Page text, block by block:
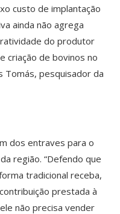
custo de implantação
ainda não agrega
do produtor
criação de bovinos no
Tomás, pesquisador da
dos entraves para o
região. “Defendo que
tradicional receba,
prestada à
não precisa vender